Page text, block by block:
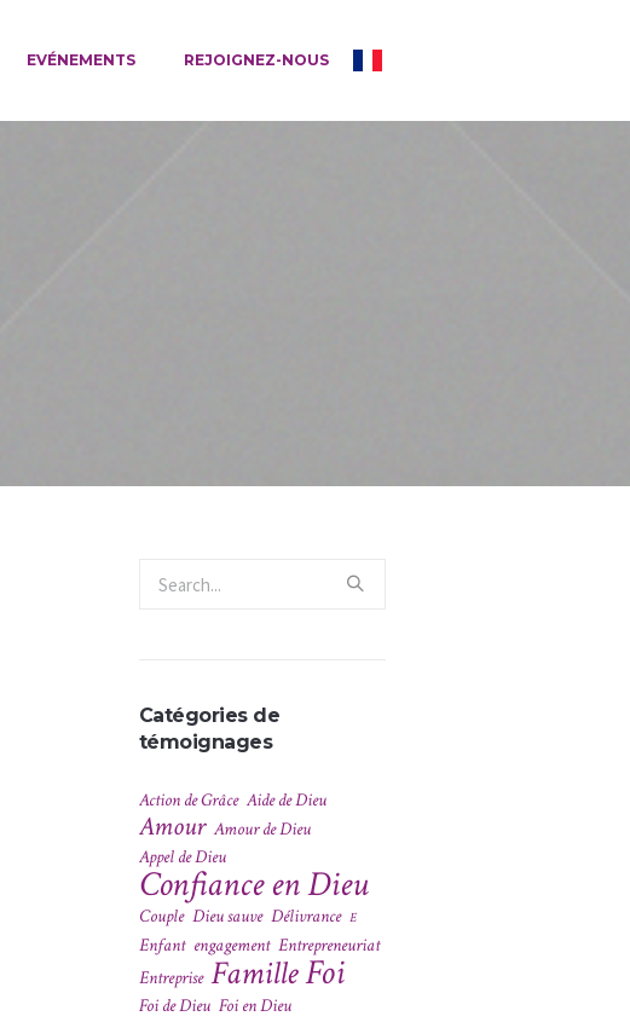
EVÉNEMENTS REJOIGNEZ-NOUS
Catégories de
témoignages
Action de Grâce Aide de Dieu
Amour Amour de Dieu
Appel de Dieu
Confiance en Dieu
Couple Dieu sauve Délivrance E
Enfant engagement Entrepreneuriat
Entreprise FamilleFoi
Foi de Dieu Foi en Dieu